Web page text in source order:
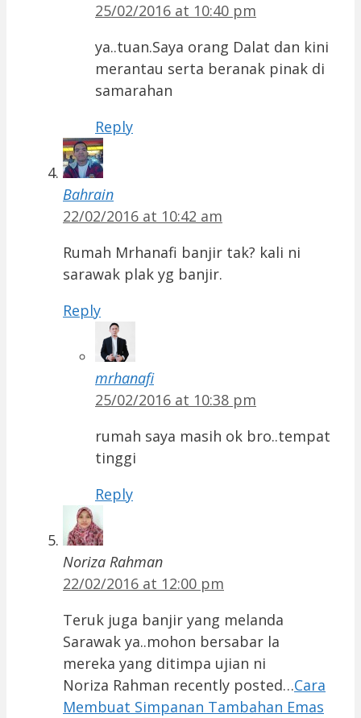
25/02/2016 at 10:40 pm
ya..tuan.Saya orang Dalat dan kini
merantau serta beranak pinak di
samarahan
Reply
Bahrain
22/02/2016 at 10:42 am
Rumah Mrhanafi banjir tak? kali ni
sarawak plak yg banjir.
Reply
mrhanafi
25/02/2016 at 10:38 pm
rumah saya masih ok bro..tempat
tinggi
Reply
Noriza Rahman
22/02/2016 at 12:00 pm
Teruk juga banjir yang melanda
Sarawak ya..mohon bersabar la
mereka yang ditimpa ujian ni
Noriza Rahman recently posted…Cara
Membuat Simpanan Tambahan Emas